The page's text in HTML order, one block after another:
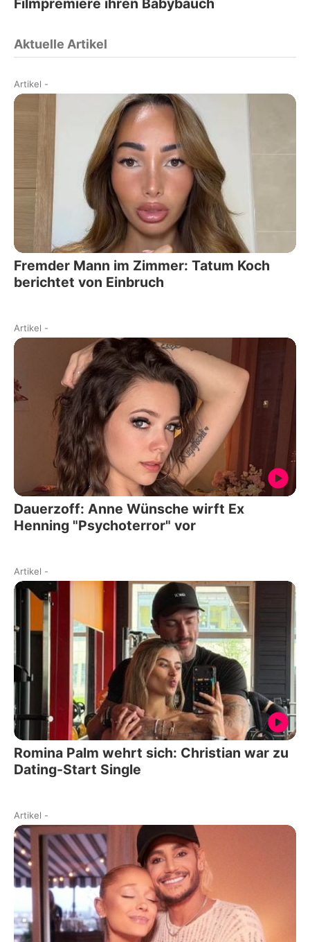
Filmpremiere ihren Babybauch
Aktuelle Artikel
Artikel -
Fremder Mann im Zimmer: Tatum Koch
berichtet von Einbruch
Artikel -
Dauerzoff: Anne Wünsche wirft Ex
Henning "Psychoterror" vor
Artikel -
Romina Palm wehrt sich: Christian war zu
Dating-Start Single
Artikel -